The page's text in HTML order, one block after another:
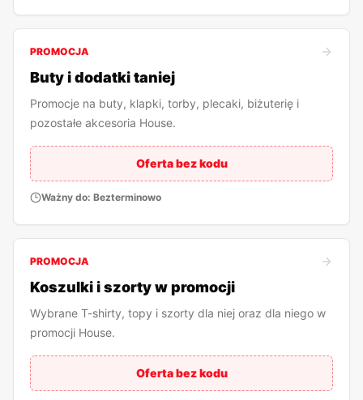
PROMOCJA
Buty i dodatki taniej
Promocje na buty, klapki, torby, plecaki, biżuterię i
pozostałe akcesoria House.
Oferta bez kodu
Ważny do: Bezterminowo
PROMOCJA
Koszulki i szorty w promocji
Wybrane T-shirty, topy i szorty dla niej oraz dla niego w
promocji House.
Oferta bez kodu